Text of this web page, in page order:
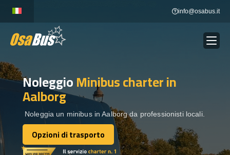
content
info@osabus.it
NOLEGGIO AUTOBUS Show dropdown
DESTINAZIONI
FLOTTA
NoleggioMinibus charterin
Aalborg
Noleggia un minibus in Aalborg da professionisti locali.
Opzioni di trasporto
Opzioni di trasporto